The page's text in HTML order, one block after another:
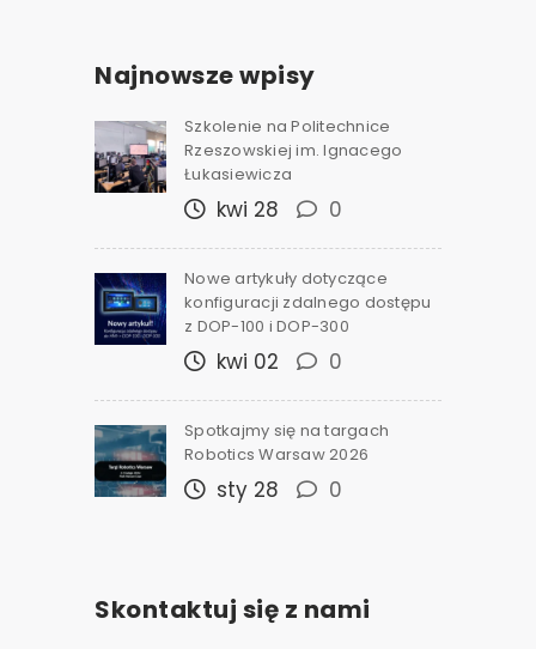
Najnowsze wpisy
Szkolenie na Politechnice
Rzeszowskiej im. Ignacego
Łukasiewicza
kwi 28 0
Nowe artykuły dotyczące
konfiguracji zdalnego dostępu
z DOP-100 i DOP-300
kwi 02 0
Spotkajmy się na targach
Robotics Warsaw 2026
sty 28 0
Skontaktuj się z nami